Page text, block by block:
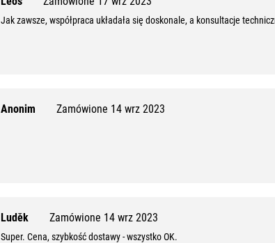
Jak zawsze, współpraca układała się doskonale, a konsultacje
Anonim Zamówione 14 wrz 2023
Luděk Zamówione 14 wrz 2023
Super. Cena, szybkość dostawy - wszystko OK.